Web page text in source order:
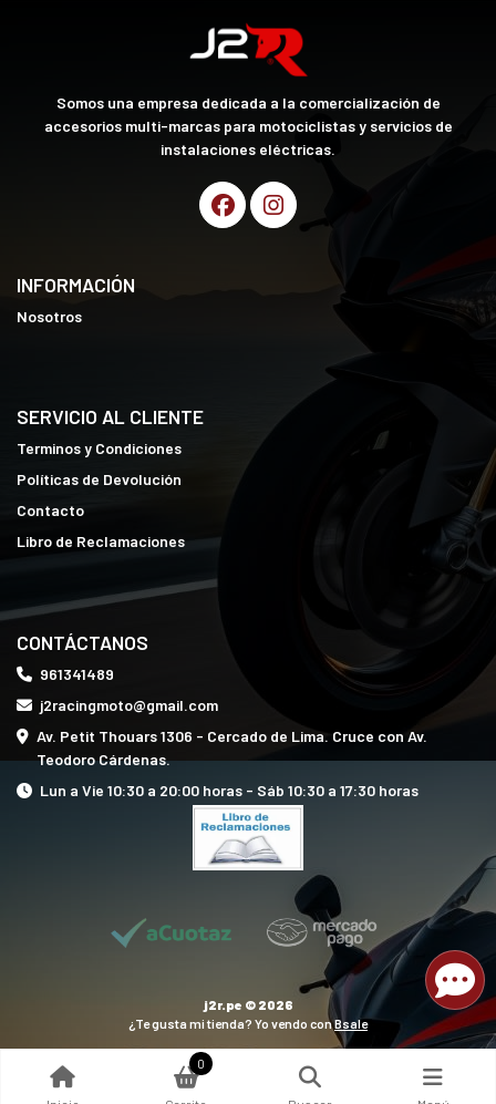
Somos una empresa dedicada a la comercialización de
accesorios multi-marcas para motociclistas y servicios de
instalaciones eléctricas.
INFORMACIÓN
Nosotros
SERVICIO AL CLIENTE
Terminos y Condiciones
Políticas de Devolución
Contacto
Libro de Reclamaciones
CONTÁCTANOS
961341489
j2racingmoto@gmail.com
Av. Petit Thouars 1306 - Cercado de Lima. Cruce con Av.
Teodoro Cárdenas.
Lun a Vie 10:30 a 20:00 horas - Sáb 10:30 a 17:30 horas
j2r.pe © 2026
¿Te gusta mi tienda? Yo vendo conBsale
0